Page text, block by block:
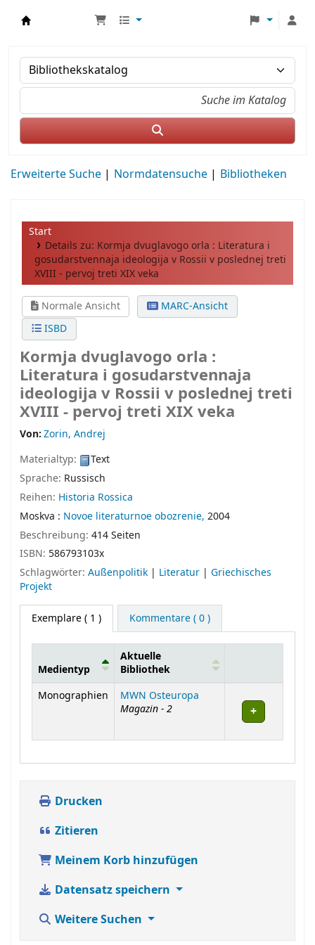
Erweiterte Suche Normdatensuche Bibliotheken
Start
Details zu: Kormja dvuglavogo orla : Literatura i
gosudarstvennaja ideologija v Rossii v poslednej treti
XVIII - pervoj treti XIX veka
Normale Ansicht
MARC-Ansicht
ISBD
Kormja dvuglavogo orla :
Literatura i gosudarstvennaja
ideologija v Rossii v poslednej treti
XVIII - pervoj treti XIX veka
Von:Zorin, Andrej
Materialtyp:
Text
Sprache: Russisch
Reihen: Historia Rossica
Moskva : Novoe literaturnoe obozrenie, 2004
Beschreibung: 414 Seiten
ISBN: 586793103x
Schlagwörter: Außenpolitik | Literatur | Griechisches
Projekt
Exemplare( 1 ) Kommentare ( 0 )
Exemplare
Medientyp
Aktuelle
Bibliothek
Monographien
MWN Osteuropa
Magazin - 2
Drucken
Zitieren
Meinem Korb hinzufügen
Datensatz speichern
Weitere Suchen